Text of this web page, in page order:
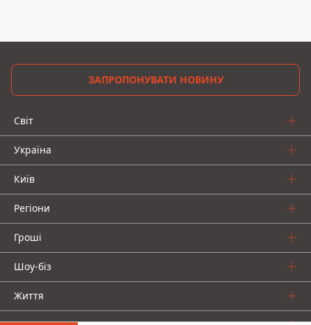
ЗАПРОПОНУВАТИ НОВИНУ
Світ
Україна
Київ
Регіони
Гроші
Шоу-біз
Життя